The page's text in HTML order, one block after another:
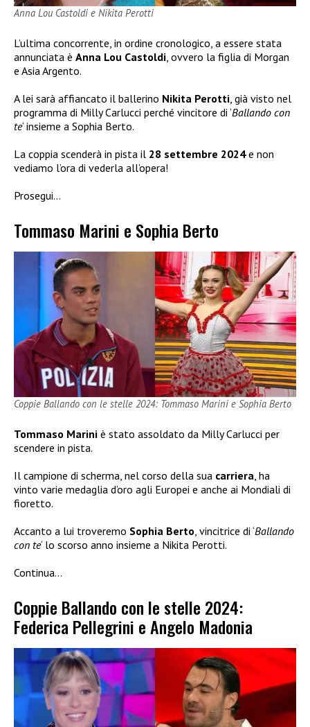
Anna Lou Castoldi e Nikita Perotti
L’ultima concorrente, in ordine cronologico, a essere stata
annunciata è Anna Lou Castoldi , ovvero la figlia di Morgan
e Asia Argento.
A lei sarà affiancato il ballerino Nikita Perotti , già visto nel
programma di Milly Carlucci perché vincitore di ‘Ballando con
te‘ insieme a Sophia Berto.
La coppia scenderà in pista il 28 settembre 2024e non
vediamo l’ora di vederla all’opera!
Prosegui…
Tommaso Marini e Sophia Berto
Coppie Ballando con le stelle 2024: Tommaso Marini e Sophia Berto
Tommaso Marini è stato assoldato da Milly Carlucci per
scendere in pista.
Il campione di scherma, nel corso della sua carriera , ha
vinto varie medaglia d’oro agli Europei e anche ai Mondiali di
fioretto.
Accanto a lui troveremo Sophia Berto , vincitrice di ‘Ballando
con te‘ lo scorso anno insieme a Nikita Perotti.
Continua…
Coppie Ballando con le stelle 2024:
Federica Pellegrini e Angelo Madonia